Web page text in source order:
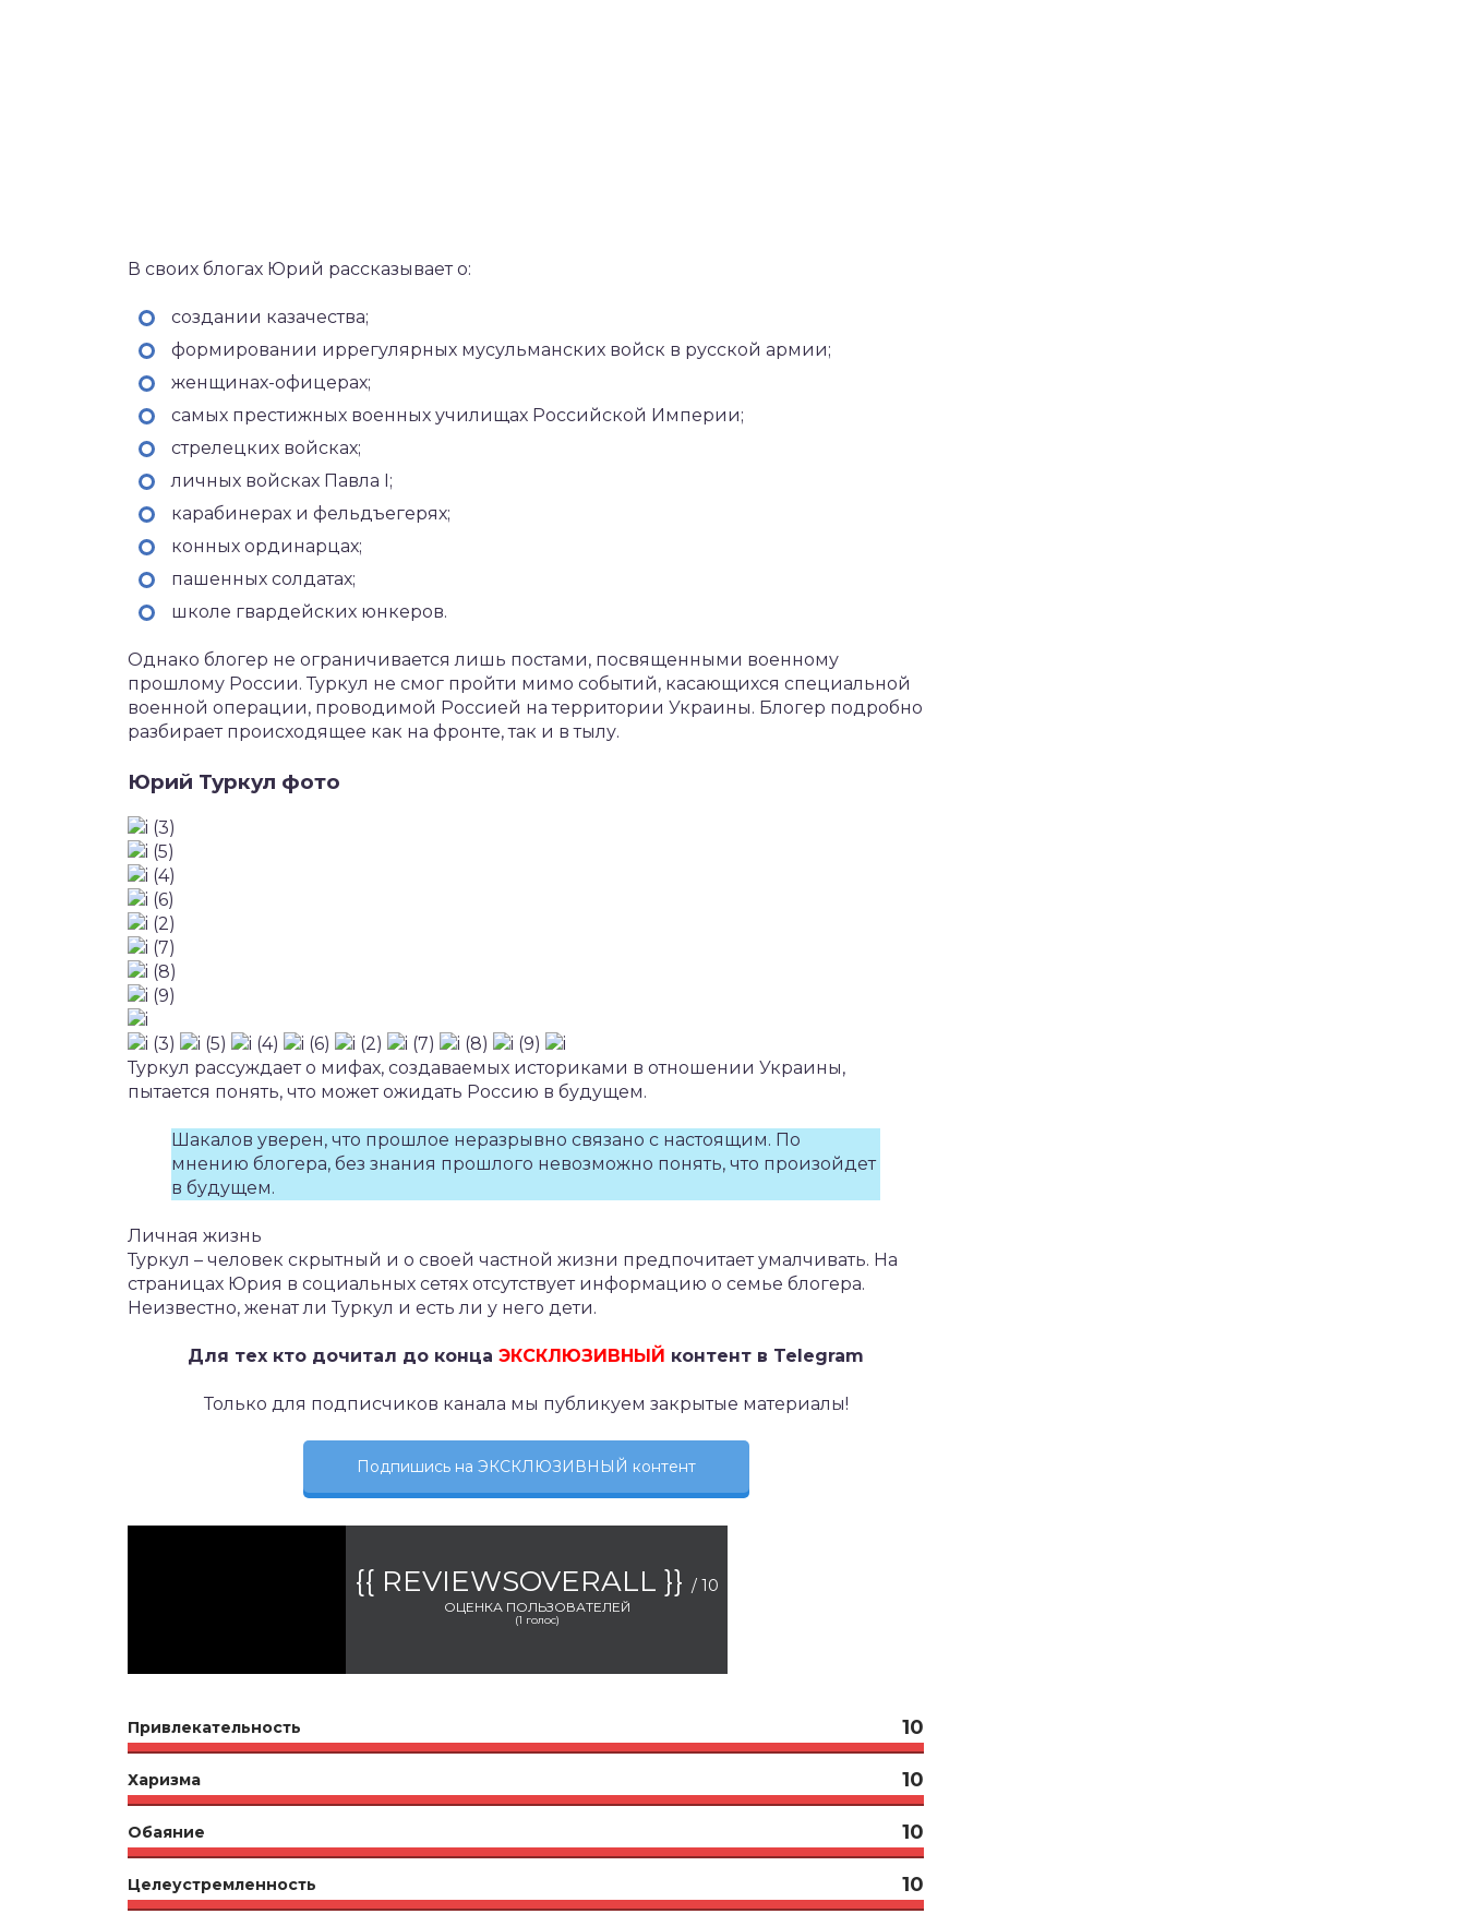
В своих блогах Юрий рассказывает о:
создании казачества;
формировании иррегулярных мусульманских войск в русской армии;
женщинах-офицерах;
самых престижных военных училищах Российской Империи;
стрелецких войсках;
личных войсках Павла I;
карабинерах и фельдъегерях;
конных ординарцах;
пашенных солдатах;
школе гвардейских юнкеров.
Однако блогер не ограничивается лишь постами, посвященными военному
прошлому России. Туркул не смог пройти мимо событий, касающихся специальной
военной операции, проводимой Россией на территории Украины. Блогер подробно
разбирает происходящее как на фронте, так и в тылу.
Юрий Туркул фото
Туркул рассуждает о мифах, создаваемых историками в отношении Украины,
пытается понять, что может ожидать Россию в будущем.
Шакалов уверен, что прошлое неразрывно связано с настоящим. По
мнению блогера, без знания прошлого невозможно понять, что произойдет
в будущем.
Личная жизнь
Туркул – человек скрытный и о своей частной жизни предпочитает умалчивать. На
страницах Юрия в социальных сетях отсутствует информацию о семье блогера.
Неизвестно, женат ли Туркул и есть ли у него дети.
Для тех кто дочитал до концаЭКСКЛЮЗИВНЫЙ контент в Telegram
Только для подписчиков канала мы публикуем закрытые материалы!
Подпишись на ЭКСКЛЮЗИВНЫЙ контент
{{ REVIEWSOVERALL }} / 10
ОЦЕНКА ПОЛЬЗОВАТЕЛЕЙ
(1 голос)
Привлекательность 10
Харизма 10
Обаяние 10
Целеустремленность 10